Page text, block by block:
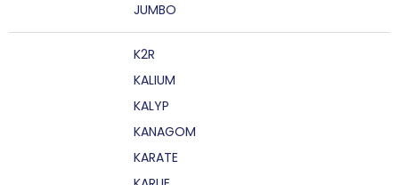
JUMBO
K2R
KALIUM
KALYP
KANAGOM
KARATE